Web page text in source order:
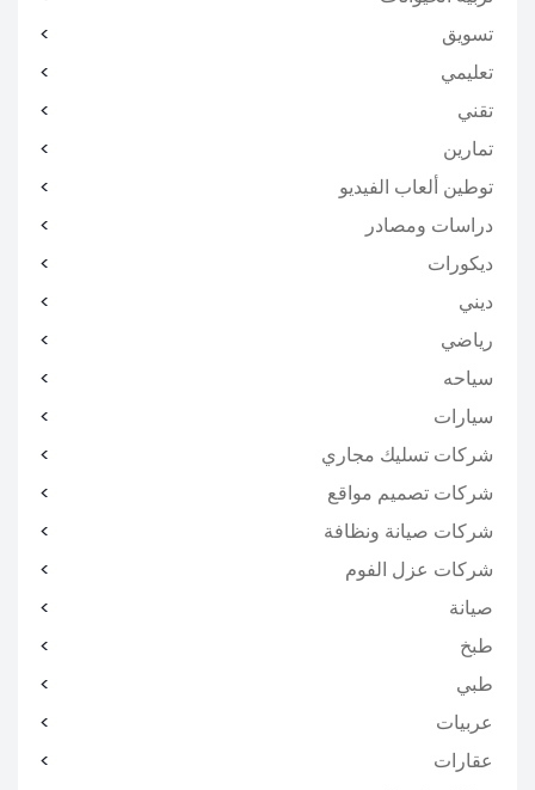
تسويق
تعليمي
تقني
تمارين
توطين ألعاب الفيديو
دراسات ومصادر
ديكورات
ديني
رياضي
سياحه
سيارات
شركات تسليك مجاري
شركات تصميم مواقع
شركات صيانة ونظافة
شركات عزل الفوم
صيانة
طبخ
طبي
عربيات
عقارات